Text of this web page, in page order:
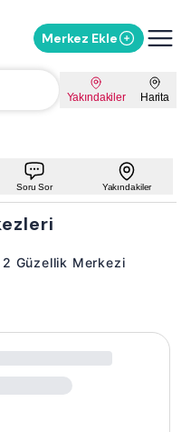
Merkez Ekle
Yakındakiler Harita
Soru Sor Yakındakiler
Güzellik Merkezi